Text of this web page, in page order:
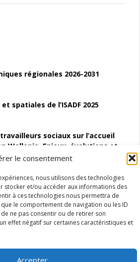
le consentement
nous utilisons des technologies
stocker et/ou accéder aux informations des
à ces technologies nous permettra de
le comportement de navigation ou les ID
ne pas consentir ou de retirer son
effet négatif sur certaines caractéristiques et
Accepter
régionales 2026-2031
spatiales de l’ISADF 2025
sociaux sur l’accueil
Wallonie. Enjeux, évolutions et
Structures
l’autocréation d’emploi (SAACE)
infirmier :quels indicateurs